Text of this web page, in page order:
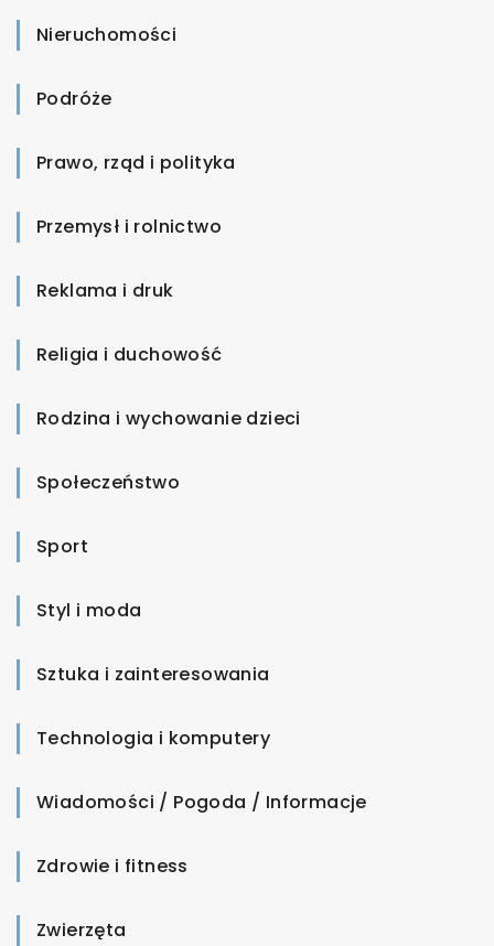
Nieruchomości
Podróże
Prawo, rząd i polityka
Przemysł i rolnictwo
Reklama i druk
Religia i duchowość
Rodzina i wychowanie dzieci
Społeczeństwo
Sport
Styl i moda
Sztuka i zainteresowania
Technologia i komputery
Wiadomości / Pogoda / Informacje
Zdrowie i fitness
Zwierzęta